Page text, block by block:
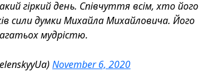
гіркий день. Співчуття всім, хто його
сили думки Михайла Михайловича. Його
мудрістю.
November 6, 2020